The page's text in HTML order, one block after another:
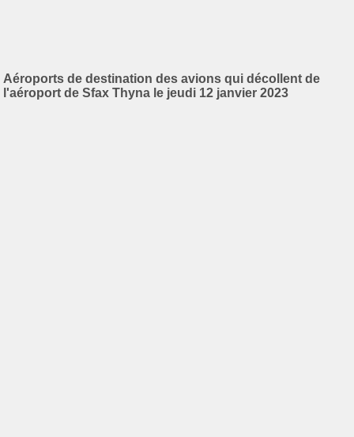
Aéroports de destination des avions qui décollent de
l'aéroport de Sfax Thyna le jeudi 12 janvier 2023